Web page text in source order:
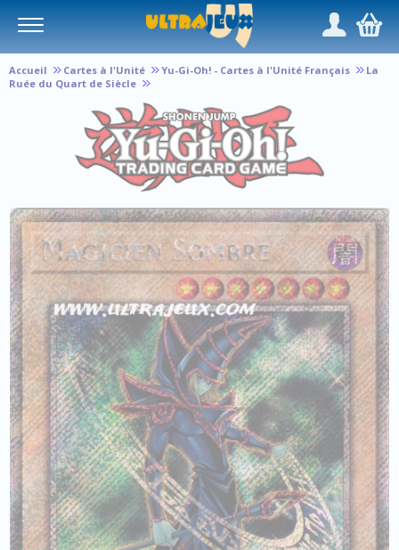
/,
Accueil Cartes à l'Unité Yu-Gi-Oh! - Cartes à l'Unité Français
La
Ruée du Quart de Siècle